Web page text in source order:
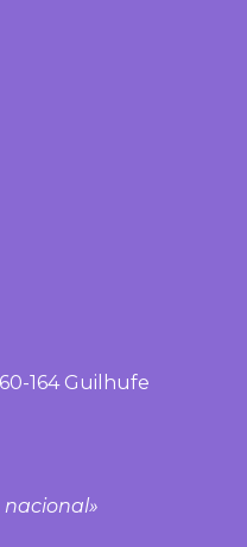
164 Guilhufe